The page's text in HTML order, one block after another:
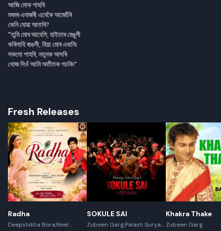
Rename playlist
Enter new name
আজি মোক পাহৰি
মৰমৰ এনাজৰী এনেকৈ আজোঁৰি
কেনি যোৱা আতৰি?
"তুমি মোৰ আবেলি, হাইতাৰ হেঙুলী
কৰিলাহি ৰাঙলী, হিয়া মোৰ এধানি৷
সকলো পাহৰি, নতুনক আদৰি
খোজ দিওঁ আমি অতীতক গচকি৷"
Fresh Releases
Radha
Deepshikha Bora,Neel
SOKULE SAI
Zubeen Garg,Palash Surya
Khakra Thake
Zubeen Garg